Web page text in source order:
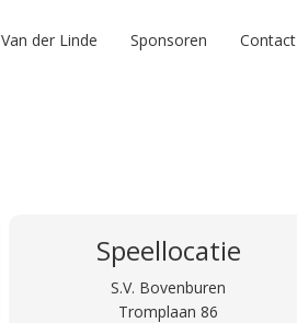
Van der Linde Sponsoren Contact
Speellocatie
S.V. Bovenburen
Tromplaan 86